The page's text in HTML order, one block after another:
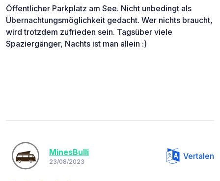
Öffentlicher Parkplatz am See. Nicht unbedingt als
Übernachtungsmöglichkeit gedacht. Wer nichts braucht,
wird trotzdem zufrieden sein. Tagsüber viele
Spaziergänger, Nachts ist man allein :)
MinesBulli
23/08/2023
Vertalen